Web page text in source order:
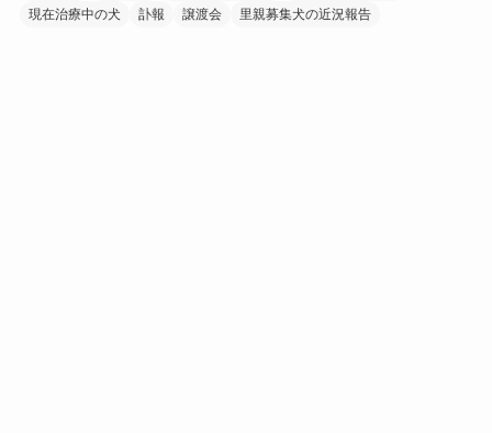
現在治療中の犬
訃報 譲渡会 里親募集犬の近況報告